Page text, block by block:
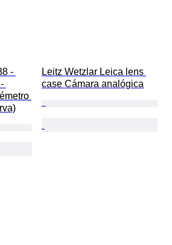
-
Leitz Wetzlar Leica lens
case Cámara analógica